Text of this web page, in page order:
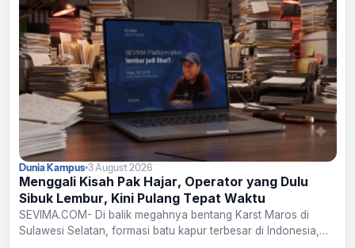
Dunia Kampus•3 August 2026
Menggali Kisah Pak Hajar, Operator yang Dulu
Sibuk Lembur, Kini Pulang Tepat Waktu
SEVIMA.COM- Di balik megahnya bentang Karst Maros di
Sulawesi Selatan, formasi batu kapur terbesar di Indonesia,